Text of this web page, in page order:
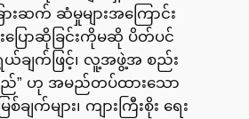
ြားဆက် ဆံမှုများအကြောင်း
ြောဆိုခြင်းကိုမဆို ပိတ်ပင်
ယ်ချက်ဖြင့်၊ လူ့အဖွဲ့အ စည်း
ဟု အမည်တပ်ထားသော
စ်ချက်များ၊ ကျားကြီးစိုး ရေး